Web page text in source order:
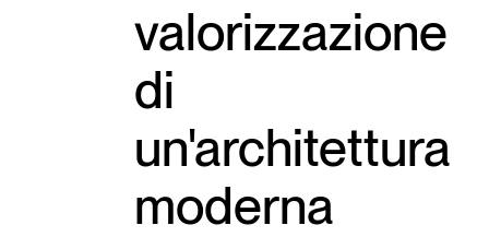
valorizzazione
di
un'architettura
moderna